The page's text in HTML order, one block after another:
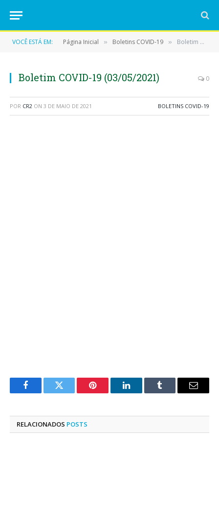
VOCÊ ESTÁ EM: Página Inicial » Boletins COVID-19 » Boletim COVID-19 (03/05/2021)
Boletim COVID-19 (03/05/2021) 0
POR CR2 ON 3 DE MAIO DE 2021 BOLETINS COVID-19
FacebookTwitter Pinterest LinkedInTumblr
E-
RELACIONADOS POSTS